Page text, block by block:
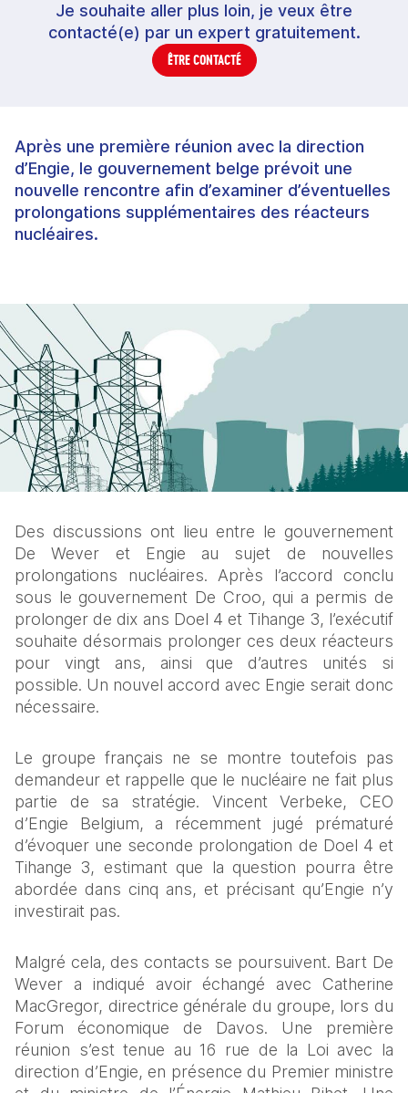
Je souhaite aller plus loin, je veux être
contacté(e) par un expert gratuitement.
ÊTRE CONTACTÉ
Après une première réunion avec la direction
d’Engie, le gouvernement belge prévoit une
nouvelle rencontre afin d’examiner d’éventuelles
prolongations supplémentaires des réacteurs
nucléaires.
Des discussions ont lieu entre le gouvernement
De Wever et Engie au sujet de nouvelles
prolongations nucléaires. Après l’accord conclu
sous le gouvernement De Croo, qui a permis de
prolonger de dix ans Doel 4 et Tihange 3, l’exécutif
souhaite désormais prolonger ces deux réacteurs
pour vingt ans, ainsi que d’autres unités si
possible. Un nouvel accord avec Engie serait donc
nécessaire.
Le groupe français ne se montre toutefois pas
demandeur et rappelle que le nucléaire ne fait plus
partie de sa stratégie. Vincent Verbeke, CEO
d’Engie Belgium, a récemment jugé prématuré
d’évoquer une seconde prolongation de Doel 4 et
Tihange 3, estimant que la question pourra être
abordée dans cinq ans, et précisant qu’Engie n’y
investirait pas.
Malgré cela, des contacts se poursuivent. Bart De
Wever a indiqué avoir échangé avec Catherine
MacGregor, directrice générale du groupe, lors du
Forum économique de Davos. Une première
réunion s’est tenue au 16 rue de la Loi avec la
direction d’Engie, en présence du Premier ministre